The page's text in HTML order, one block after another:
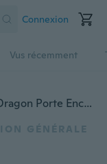
Connexion
Vus récemment
Brûle-encens Rétro Art Brûle-encens Dragon Porte Encens Porcelaine Fumée Fumée Contre-courant Parfum de Maison avec 60 Cônes d'encens Décor Bouddhiste
GÉNÉRALE